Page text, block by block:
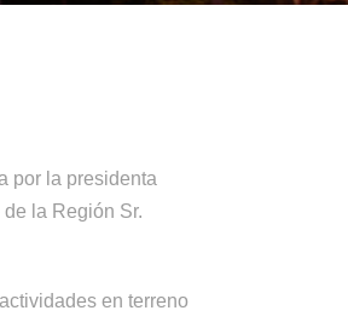
por la presidenta
la Región Sr.
en terreno